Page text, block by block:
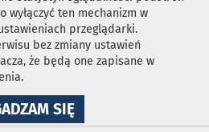
wyłączyć ten mechanizm w
przeglądarki.
bez zmiany ustawień
że będą one zapisane w
SIĘNA
WYKORZYSTANIE